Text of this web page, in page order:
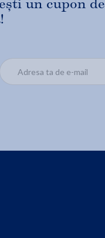
un cupon de